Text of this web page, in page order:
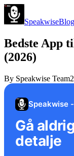
SpeakwiseBlog
Bedste App
(2026)
By Speakwise Team
Speakwise
Gå
detalje